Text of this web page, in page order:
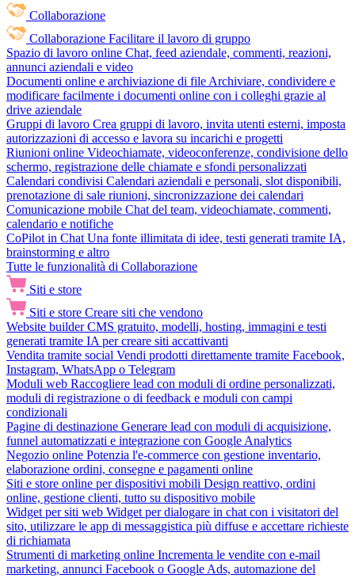
Collaborazione
Collaborazione Facilitare il lavoro di gruppo
Spazio di lavoro online Chat, feed aziendale, commenti, reazioni,
annunci aziendali e video
Documenti online e archiviazione di file Archiviare, condividere e
modificare facilmente i documenti online con i colleghi grazie al
drive aziendale
Gruppi di lavoro Crea gruppi di lavoro, invita utenti esterni, imposta
autorizzazioni di accesso e lavora su incarichi e progetti
Riunioni online Videochiamate, videoconferenze, condivisione dello
schermo, registrazione delle chiamate e sfondi personalizzati
Calendari condivisi Calendari aziendali e personali, slot disponibili,
prenotazione di sale riunioni, sincronizzazione dei calendari
Comunicazione mobile Chat del team, videochiamate, commenti,
calendario e notifiche
CoPilot in Chat Una fonte illimitata di idee, testi generati tramite IA,
brainstorming e altro
Tutte le funzionalità di Collaborazione
Siti e store
Siti e store Creare siti che vendono
Website builder CMS gratuito, modelli, hosting, immagini e testi
generati tramite IA per creare siti accattivanti
Vendita tramite social Vendi prodotti direttamente tramite Facebook,
Instagram, WhatsApp o Telegram
Moduli web Raccogliere lead con moduli di ordine personalizzati,
moduli di registrazione o di feedback e moduli con campi
condizionali
Pagine di destinazione Generare lead con moduli di acquisizione,
funnel automatizzati e integrazione con Google Analytics
Negozio online Potenzia l'e-commerce con gestione inventario,
elaborazione ordini, consegne e pagamenti online
Siti e store online per dispositivi mobili Design reattivo, ordini
online, gestione clienti, tutto su dispositivo mobile
Widget per siti web Widget per dialogare in chat con i visitatori del
sito, utilizzare le app di messaggistica più diffuse e accettare richieste
di richiamata
Strumenti di marketing online Incrementa le vendite con e-mail
marketing, annunci Facebook o Google Ads, automazione del